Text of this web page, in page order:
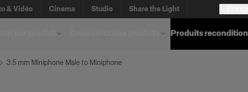
& Vidéo Cinema Studio Share the Light
Produits
3.5 mm Miniphone Male to Miniphone